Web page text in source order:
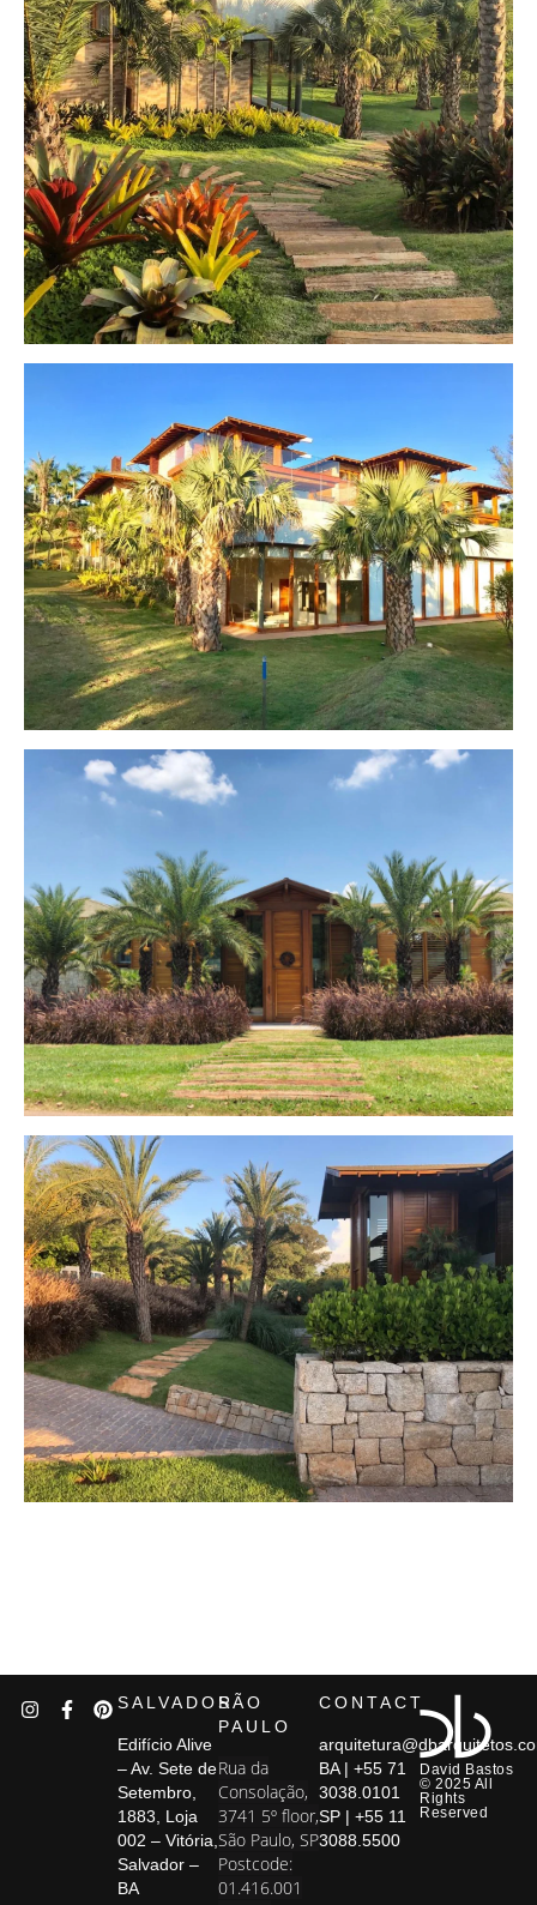
David Bastos
© 2025 All
Rights
Reserved
SALVADOR
Edifício Alive
– Av. Sete de
Setembro,
1883, Loja
002 – Vitória,
Salvador –
BA
SÃO
PAULO
Rua da
Consolação,
3741 5º floor,
São Paulo, SP
Postcode:
01.416.001
CONTACT
BA | +55 71
3038.0101
SP | +55 11
3088.5500